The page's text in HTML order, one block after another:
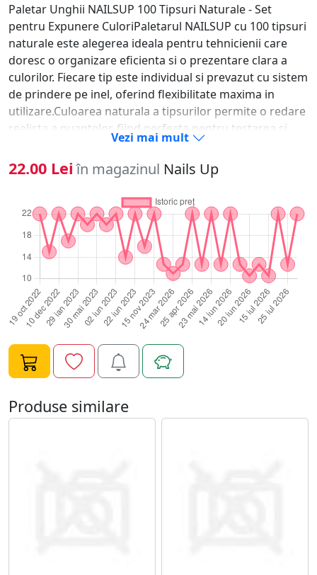
Paletar Unghii NAILSUP 100 Tipsuri Naturale - Set
pentru Expunere CuloriPaletarul NAILSUP cu 100 tipsuri
naturale este alegerea ideala pentru tehnicienii care
doresc o organizare eficienta si o prezentare clara a
culorilor. Fiecare tip este individual si prevazut cu sistem
de prindere pe inel, oferind flexibilitate maxima in
utilizare.Culoarea naturala a tipsurilor permite o redare
realista a nuantelor, fiind perfecta pentru testarea si
prezentarea ojelor semipermanente, gelurilor UV sau
designurilor de nail art.Avantaje principale100 tipsuri -
ideal pentru colectii mari de culoritipsuri individuale -
organizare flexibila pe ineleculoare naturala -
evidentiaza fidel nuanteleusor de utilizat si
etichetatperfect pentru salon sau uz personalmaterial
rezistent si reutilizabilCaracteristici tehniceTip produs:
paletar unghiiBrand: NAILSUPNumar tipsuri:
100Culoare: naturalSistem prindere: inele metalice
incluseMaterial: plastic durabilUtilizare: prezentare
culori, testare, nail artUtilizareprezentarea culorilor
catre cliente intr-un mod profesionistorganizarea
colectiilor de oje si geluritestarea nuantelor inainte de
aplicarerealizarea mostrelor pentru portofoliuMod de
utilizareaplicati produsul dorit pe tipspolimerizati
conform instructiunilororganizati tipsurile pe inele
dupa preferintaoptional, etichetati pentru identificare
Vezi mai mult
22.00 Lei în magazinul Nails Up
Produse similare